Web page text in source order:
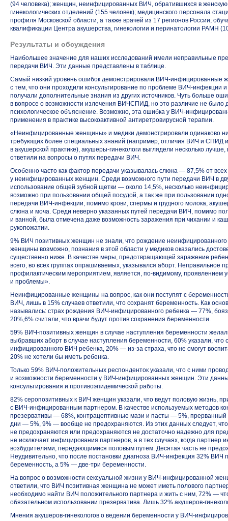
(94 человека); женщин, неинфицированных ВИЧ, обратившихся в женскую
гинекологических отделений (155 человек); медицинского персонала
профиля Московской области, а также врачей из 17 регионов России,
квалификации Центра акушерства, гинекологии и перинатологии РАМН
Результаты и обсуждения
Наибольшее значение для наших исследований имели неправильные
передачи ВИЧ. Эти данные представлены в таблице.
Самый низкий уровень ошибок демонстрировали ВИЧ-инфицированные
с тем, что они проходили консультирование по проблеме ВИЧ-инфекции и
получали дополнительные знания из других источников. Чуть больше
в вопросе о возможности излечения ВИЧСПИД, но это различие не было
психологическое объяснение. Возможно, эта ошибка у ВИЧ-
применения в практике высокоактивной антиретровирусной терапии.
«Неинфицированные женщины» и медики демонстрировали одинаково
требующих более специальных знаний (например, отличия ВИЧ и СПИД
в акушерской практике), акушеры-гинекологи выглядели несколько лучше,
ответили на вопросы о путях передачи ВИЧ.
Особенно часто как фактор передачи указывалась слюна — 87,5% от
у неинфицированных женщин. Среди возможного пути передачи ВИЧ в
использование общей зубной щетки — около 14,5%, несколько
возможно при пользовании общей посудой, а так же при пользовании
передачи ВИЧ-инфекции, помимо крови, спермы и грудного молока,
слюна и моча. Среди неверно указанных путей передачи ВИЧ, помимо
и ванной, была отмечена даже возможность заражения при чихании и
рукопожатии.
9% ВИЧ позитивных женщин не знали, что рождение
женщины возможно, познания в этой области у медиков оказались
существенно ниже. В качестве меры, предотвращающей заражение
всего, во всех группах опрашиваемых, указывался аборт. Неправильное
профилактическим мероприятием, является, по-видимому, проявлением
и проблемы».
Неинфицированные женщины на вопрос, как они поступят с
ВИЧ, лишь в 15% случаев ответили, что сохранят беременность. Как
назывались: страх рождения ВИЧ-инфицированного ребенка — 77%,
20%,6% считали, что врачи будут против сохранения беременности.
59% ВИЧ-позитивных женщин в случае наступления беременности
выбравших аборт в случае наступления беременности, 60% указали, что
инфицированного ВИЧ ребенка, 20% — из-за страха, что не смогут
20% не хотели бы иметь ребенка.
Только 59% ВИЧ-положительных респонденток указали, что с ними
и возможности беременности у ВИЧ-инфицированных женщин. Эти
консультирования и противоэпидемической работы.
82% серопозитивных к ВИЧ женщин указали, что ведут половую жизнь,
с ВИЧ-инфицированным партнером. В качестве используемых методов
презервативы — 68%, контрацептивные мази и пасты — 5%, прерванный
дни — 5%, 9% — вообще не предохраняются. Из этих данных следует,
не предохраняются или предохраняются не достаточно надежно для
не исключает инфицирования партнеров, а в тех случаях, когда партнер
возбудителями, передающимися половым путем. Десятая часть не
Неудивительно, что после постановки диагноза ВИЧ-инфекция 32% ВИЧ
беременность, а 5% — две-три беременности.
На вопрос о возможности сексуальной жизни у ВИЧ-инфицированной
ответили, что ВИЧ позитивная женщина не может иметь полового
необходимо найти ВИЧ положительного партнера и жить с ним, 72% —
обязательном использовании презерватива. Лишь 32% акушеров-
Мнения акушеров-гинекологов о ведении беременности у ВИЧ-